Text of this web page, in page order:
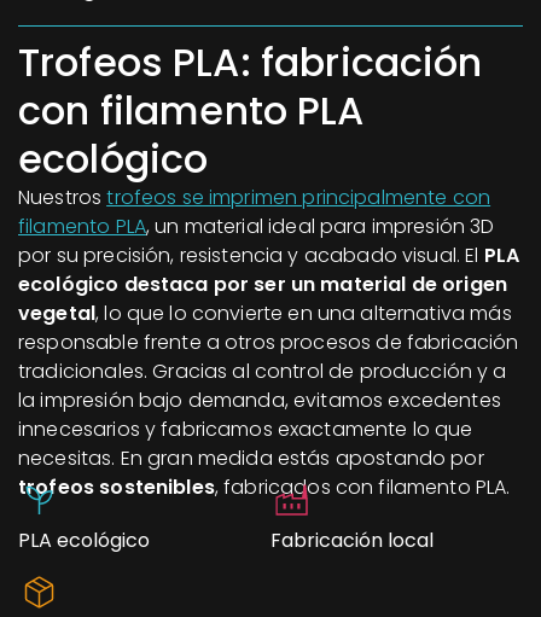
Trofeos PLA: fabricación
con filamento PLA
ecológico
Nuestrostrofeos se imprimen principalmente con
filamento PLA, un material ideal para impresión 3D
por su precisión, resistencia y acabado visual. El PLA
ecológico destaca por ser un material de origen
vegetal, lo que lo convierte en una alternativa más
responsable frente a otros procesos de fabricación
tradicionales. Gracias al control de producción y a
la impresión bajo demanda, evitamos excedentes
innecesarios y fabricamos exactamente lo que
necesitas. En gran medida estás apostando por
trofeos sostenibles, fabricados con filamento PLA.
PLA ecológico
Fabricación local